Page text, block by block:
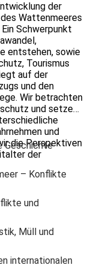
der
Wattenmeeres
Schwerpunkt
entstehen, sowie
Tourismus
auf der
und den
Wir betrachten
und setzen
und
die Perspektiven
der
Geschichte
– Konflikte
und
Müll und
internationalen